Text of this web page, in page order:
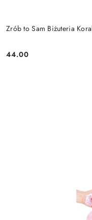
Zrób to Sam Biżuteria
Cena:
44.00